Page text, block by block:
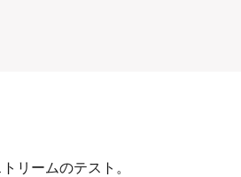
リームのテスト。